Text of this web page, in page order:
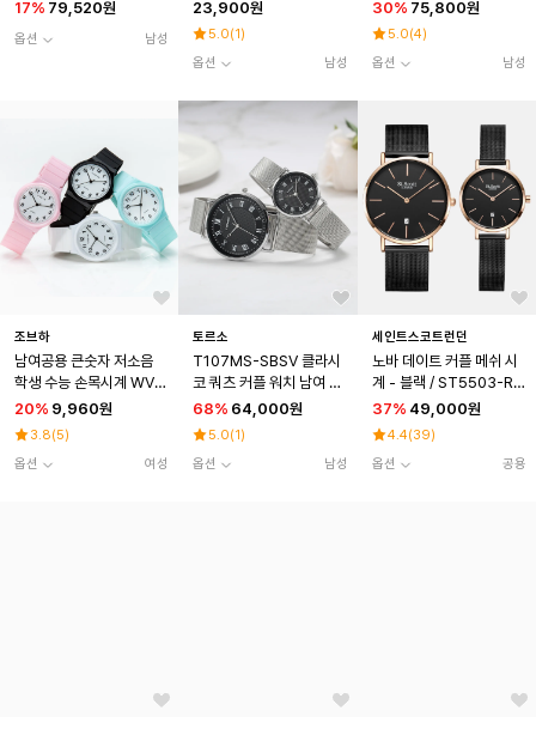
17% 79,520원
옵션 남성
23,900원
5.0(1 )
옵션
남성
30% 75,800원
5.0(4)
옵션
남성
조브하
남여공용 큰숫자 저소음
학생 수능 손목시계 WV1
419
20% 9,960원
3.8(5)
옵션
여성
토르소
T107MS-SBSV 클라시
코 쿼츠 커플 워치 남여 메
탈 시계
68% 64,000원
5.0(1 )
옵션
남성
세인트스코트런던
노바 데이트 커플 메쉬 시
계 - 블랙 / ST5503-RB
B
37% 49,000원
4.4(39)
옵션
공용